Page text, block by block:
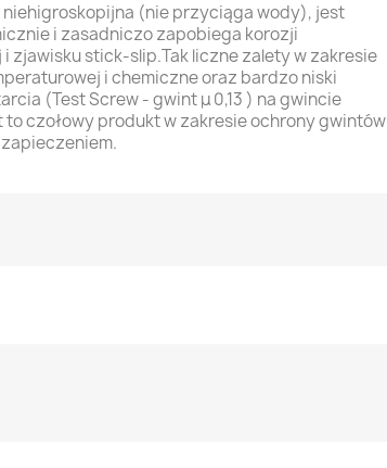
niehigroskopijna (nie przyciąga wody), jest
i zasadniczo zapobiega korozji
zjawisku stick-slip.Tak liczne zalety w zakresie
i chemiczne oraz bardzo niski
(Test Screw - gwint μ 0,13 ) na gwincie
to czołowy produkt w zakresie ochrony gwintów